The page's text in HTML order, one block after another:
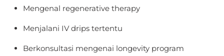
Mengenal regenerative therapy
Menjalani IV drips tertentu
Berkonsultasi mengenai longevity program